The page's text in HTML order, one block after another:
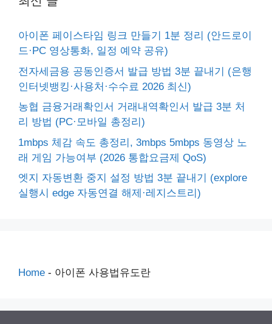
아이폰 페이스타임 링크 만들기 1분 정리 (안드로이
드·PC 영상통화, 일정 예약 공유)
전자세금용 공동인증서 발급 방법 3분 끝내기 (은행
인터넷뱅킹·사용처·수수료 2026 최신)
농협 금융거래확인서 거래내역확인서 발급 3분 처
리 방법 (PC·모바일 총정리)
1mbps 체감 속도 총정리, 3mbps 5mbps 동영상 노
래 게임 가능여부 (2026 통합요금제 QoS)
엣지 자동변환 중지 설정 방법 3분 끝내기 (explore
실행시 edge 자동연결 해제·레지스트리)
Home - 아이폰 사용법유도란